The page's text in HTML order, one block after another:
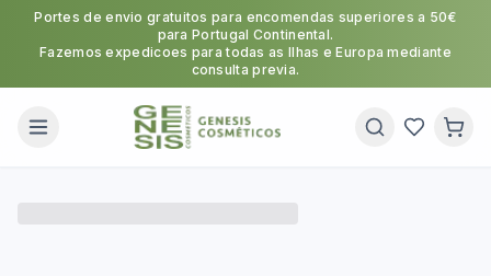
Portes de envio gratuitos para encomendas superiores a 50€
para Portugal Continental.
Fazemos expedicoes para todas as Ilhas e Europa mediante
consulta previa.